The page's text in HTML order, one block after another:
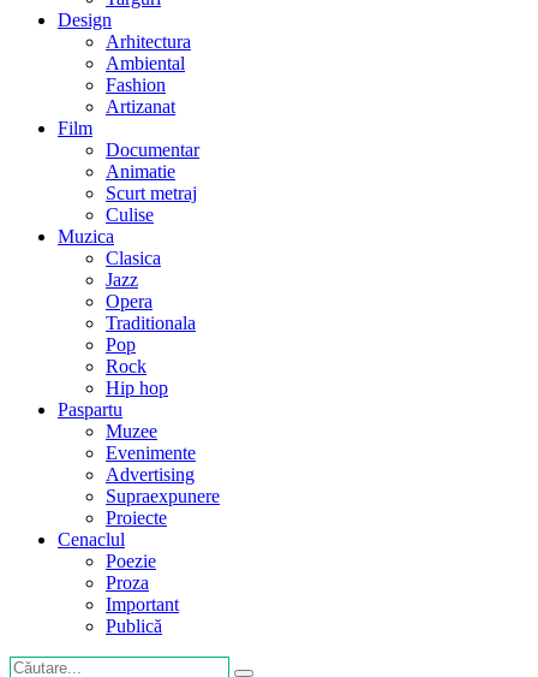
Design
Arhitectura
Ambiental
Fashion
Artizanat
Film
Documentar
Animatie
Scurt metraj
Culise
Muzica
Clasica
Jazz
Opera
Traditionala
Pop
Rock
Hip hop
Paspartu
Muzee
Evenimente
Advertising
Supraexpunere
Proiecte
Cenaclul
Poezie
Proza
Important
Publică